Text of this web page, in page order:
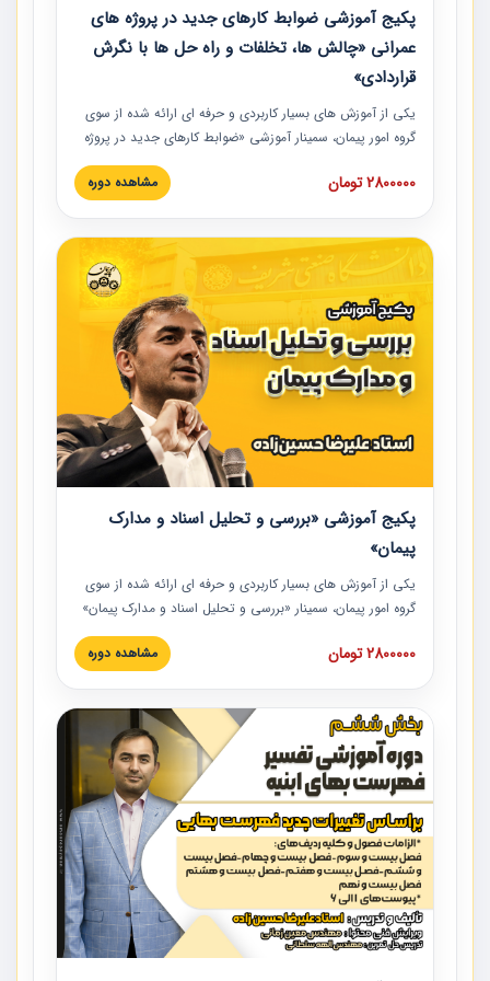
پکیج آموزشی ضوابط کارهای جدید در پروژه های
عمرانی «چالش ها، تخلفات و راه حل ها با نگرش
قراردادی»
یکی از آموزش‏‏‏‏‏‏ های بسیار کاربردی و حرفه‏ ای ارائه شده از سوی
گروه امور پیمان، سمینار آموزشی «ضوابط کارهای جدید در پروژه
های عمرانی» چالش ها، تخلفات و راه حل ها با نگرش قراردادی
است که در محل سندیکای شرکت های ساختمانی کشور ارائه شد.
مدارک پیمان به همراه تجربیات عملی ارائه شده است.
2800000 تومان مشاهده دوره
پکیج آموزشی «بررسی و تحلیل اسناد و مدارک
پیمان»
یکی از آموزش‏‏‏‏‏‏ های بسیار کاربردی و حرفه‏ ای ارائه شده از سوی
گروه امور پیمان، سمینار «بررسی و تحلیل اسناد و مدارک پیمان»
است که در دانشگاه صنعتی شریف ارائه شد. در این آموزش
نکات کلیدی مربوط به اسناد و مدارک پیمان، اولویت بندی اسناد
پیمان به همراه تجربیات عملی در این خصوص ارائه شده است.
2800000 تومان مشاهده دوره